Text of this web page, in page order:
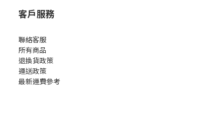
客戶服務
聯絡客服
所有商品
退換貨政策
運送政策
最新運費參考